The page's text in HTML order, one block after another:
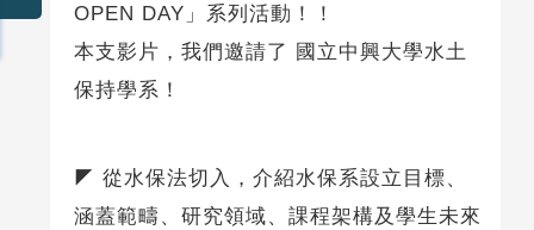
OPEN DAY」系列活動！！
本支影片，我們邀請了 國立中興大學水土
保持學系！
◤ 從水保法切入，介紹水保系設立目標、
涵蓋範疇、研究領域、課程架構及學生未來